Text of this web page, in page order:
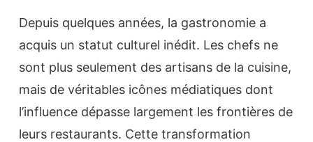
Depuis quelques années, la gastronomie a
acquis un statut culturel inédit. Les chefs ne
sont plus seulement des artisans de la cuisine,
mais de véritables icônes médiatiques dont
l’influence dépasse largement les frontières de
leurs restaurants. Cette transformation